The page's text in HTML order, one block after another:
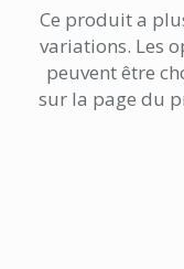
Ce produit a
variations. Les
peuvent être
sur la page du